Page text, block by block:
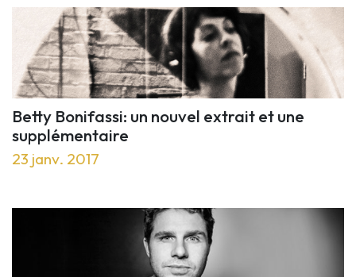
Betty Bonifassi: un nouvel extrait et une
supplémentaire
23 janv. 2017